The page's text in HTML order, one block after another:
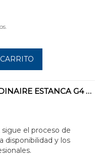
LUMINARIA LEDINAIRE ESTANCA G4 WT060C LED56S/840 PSU L1500
el proceso de
disponibilidad y los